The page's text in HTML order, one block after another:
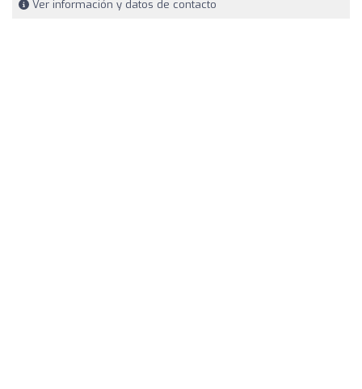
Ver información y datos de contacto